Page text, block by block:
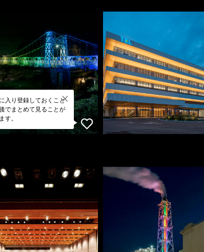
入り登録しておくこと
でまとめて見ることが
す。